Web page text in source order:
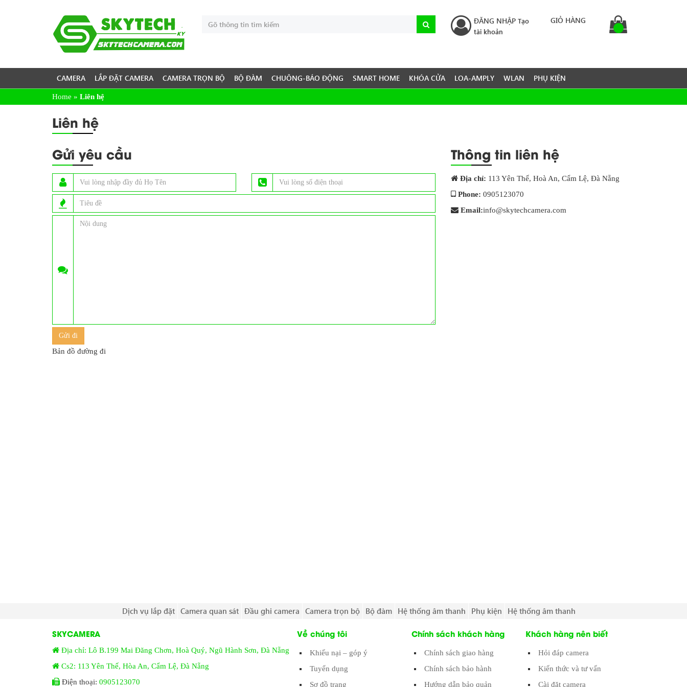
ĐĂNG NHẬP Tạo
tài khoản
GIỎ HÀNG
CAMERA LẮP ĐẶT CAMERA CAMERA TRỌN BỘ BỘ ĐÀM CHUÔNG-BÁO ĐỘNG SMART HOME KHÓA CỬA LOA-AMPLY WLAN PHỤ KIỆN
Home » Liên hệ
Liên hệ
Gửi yêu cầu
Bản đồ đường đi
Thông tin liên hệ
Địa chỉ: 113 Yên Thế, Hoà An, Cẩm Lệ, Đà Nẵng
Phone: 0905123070
Email:info@skytechcamera.com
Dịch vụ lắp đặt Camera quan sát Đầu ghi camera Camera trọn bộ Bộ đàm Hệ thống âm thanh Phụ kiện Hệ thống âm thanh
SKYCAMERA
Địa chỉ: Lô B.199 Mai Đăng Chơn, Hoà Quý, Ngũ Hành Sơn, Đà Nẵng
Cs2: 113 Yên Thế, Hòa An, Cẩm Lệ, Đà Nẵng
Điện thoại: 0905123070
Về chúng tôi
Khiếu nại – góp ý
Tuyển dụng
Sơ đồ trang
Chính sách khách hàng
Chính sách giao hàng
Chính sách bảo hành
Hướng dẫn bảo quản
Khách hàng nên biết
Hỏi đáp camera
Kiến thức và tư vấn
Cài đặt camera